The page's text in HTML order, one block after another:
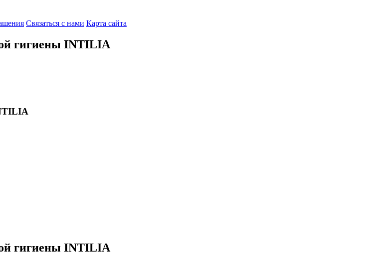
Связаться с нами Карта сайта
гигиены INTILIA
гигиены INTILIA